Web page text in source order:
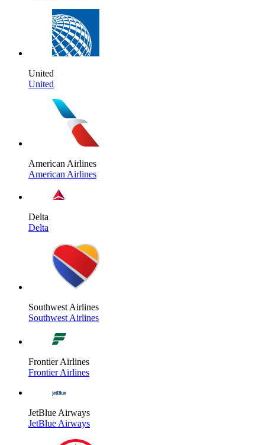
United
United
American Airlines
American Airlines
Delta
Delta
Southwest Airlines
Southwest Airlines
Frontier Airlines
Frontier Airlines
JetBlue Airways
JetBlue Airways